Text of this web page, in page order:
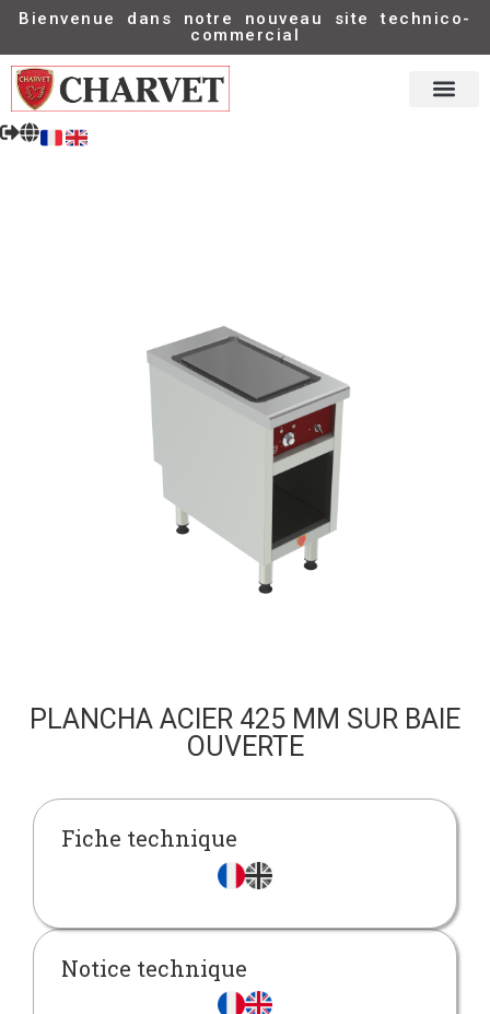
Bienvenue dans notre nouveau site technico-
commercial
PLANCHA ACIER 425 MM SUR BAIE
OUVERTE
Fiche technique
Notice technique